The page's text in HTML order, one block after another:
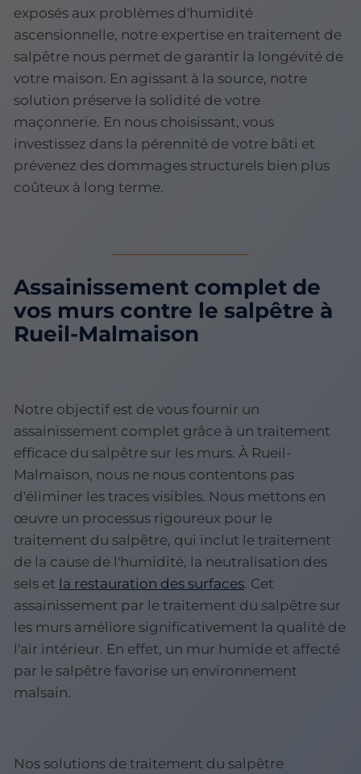
exposés aux problèmes d'humidité
ascensionnelle, notre expertise en traitement de
salpêtre nous permet de garantir la longévité de
votre maison. En agissant à la source, notre
solution préserve la solidité de votre
maçonnerie. En nous choisissant, vous
investissez dans la pérennité de votre bâti et
prévenez des dommages structurels bien plus
coûteux à long terme.
Assainissement complet de
vos murs contre le salpêtre à
Rueil-Malmaison
Notre objectif est de vous fournir un
assainissement complet grâce à un traitement
efficace du salpêtre sur les murs. À Rueil-
Malmaison, nous ne nous contentons pas
d'éliminer les traces visibles. Nous mettons en
œuvre un processus rigoureux pour le
traitement du salpêtre, qui inclut le traitement
de la cause de l'humidité, la neutralisation des
sels et la restauration des surfaces. Cet
assainissement par le traitement du salpêtre sur
les murs améliore significativement la qualité de
l'air intérieur. En effet, un mur humide et affecté
par le salpêtre favorise un environnement
malsain.
Nos solutions de traitement du salpêtre